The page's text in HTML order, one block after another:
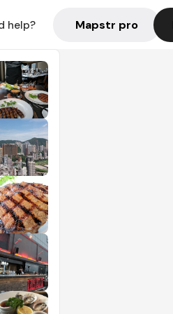
help? Mapstr pro